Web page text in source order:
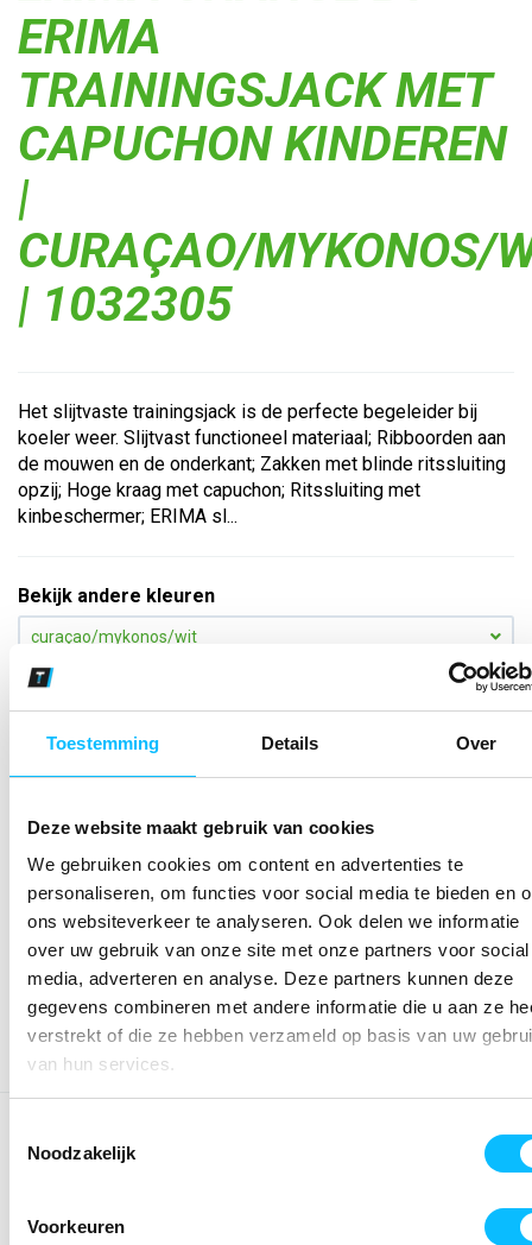
Toestemming Details Over
Deze website maakt gebruik van cookies
We gebruiken cookies om content en advertenties te
personaliseren, om functies voor social media te bieden en
ons websiteverkeer te analyseren. Ook delen we informatie
over uw gebruik van onze site met onze partners voor social
media, adverteren en analyse. Deze partners kunnen deze
gegevens combineren met andere informatie die u aan ze
verstrekt of die ze hebben verzameld op basis van uw
van hun services.
Noodzakelijk
Voorkeuren
ERIMA
TRAININGSJACK MET
CAPUCHON KINDEREN
|
CURAÇAO/MYKONOS/
| 1032305
Het slijtvaste trainingsjack is de perfecte begeleider bij
koeler weer. Slijtvast functioneel materiaal; Ribboorden aan
de mouwen en de onderkant; Zakken met blinde ritssluiting
opzij; Hoge kraag met capuchon; Ritssluiting met
kinbeschermer; ERIMA sl...
Bekijk andere kleuren
curaçao/mykonos/wit
Maat
Aantal
Kies kleur/maat
€ 43,83 € 56,20excl BTW
€ 53,04 € 68,- incl BTW
OMSCHRIJVING
koeler weer. Slijtvast functioneel materiaal; Ribboorden aan
de mouwen en de onderkant; Zakken met blinde ritssluiting